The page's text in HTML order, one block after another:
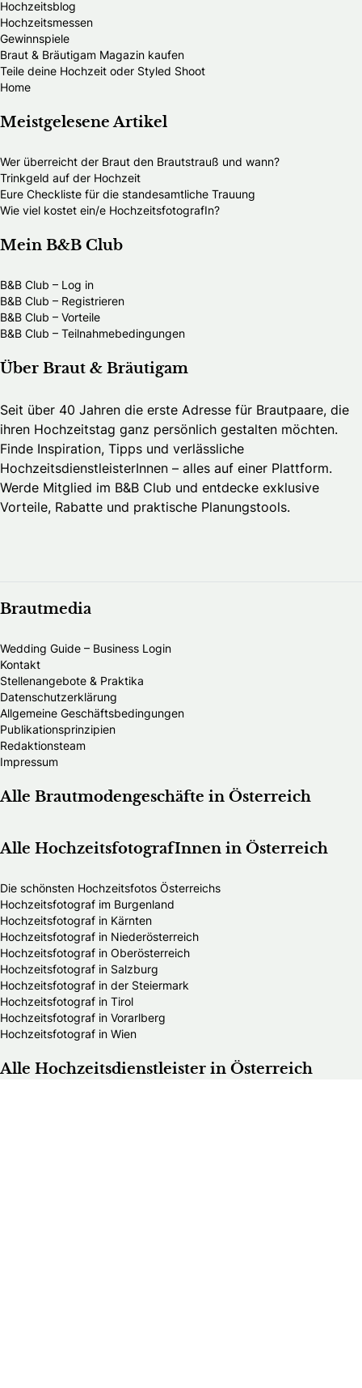
Hochzeitsblog
Hochzeitsmessen
Gewinnspiele
Braut & Bräutigam Magazin kaufen
Teile deine Hochzeit oder Styled Shoot
Home
Meistgelesene Artikel
Wer überreicht der Braut den Brautstrauß und wann?
Trinkgeld auf der Hochzeit
Eure Checkliste für die standesamtliche Trauung
Wie viel kostet ein/e HochzeitsfotografIn?
Mein B&B Club
B&B Club – Log in
B&B Club – Registrieren
B&B Club – Vorteile
B&B Club – Teilnahmebedingungen
Über Braut & Bräutigam
Seit über 40 Jahren die erste Adresse für Brautpaare, die
ihren Hochzeitstag ganz persönlich gestalten möchten.
Finde Inspiration, Tipps und verlässliche
HochzeitsdienstleisterInnen – alles auf einer Plattform.
Werde Mitglied im B&B Club und entdecke exklusive
Vorteile, Rabatte und praktische Planungstools.
Brautmedia
Wedding Guide – Business Login
Kontakt
Stellenangebote & Praktika
Datenschutzerklärung
Allgemeine Geschäftsbedingungen
Publikationsprinzipien
Redaktionsteam
Impressum
Alle Brautmodengeschäfte in Österreich
Alle HochzeitsfotografInnen in Österreich
Die schönsten Hochzeitsfotos Österreichs
Hochzeitsfotograf im Burgenland
Hochzeitsfotograf in Kärnten
Hochzeitsfotograf in Niederösterreich
Hochzeitsfotograf in Oberösterreich
Hochzeitsfotograf in Salzburg
Hochzeitsfotograf in der Steiermark
Hochzeitsfotograf in Tirol
Hochzeitsfotograf in Vorarlberg
Hochzeitsfotograf in Wien
Alle Hochzeitsdienstleister in Österreich